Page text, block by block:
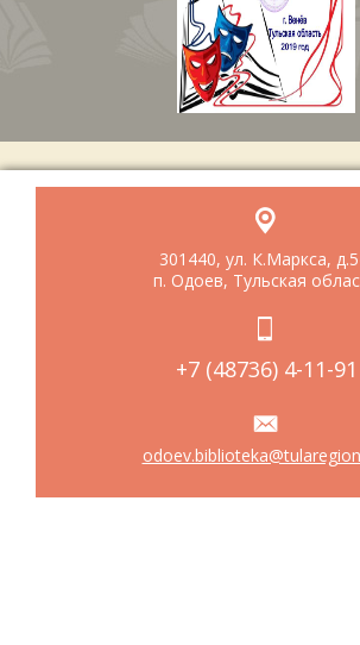
301440, ул. К.Маркса,
п. Одоев, Тульская
+7 (48736) 4-11-91